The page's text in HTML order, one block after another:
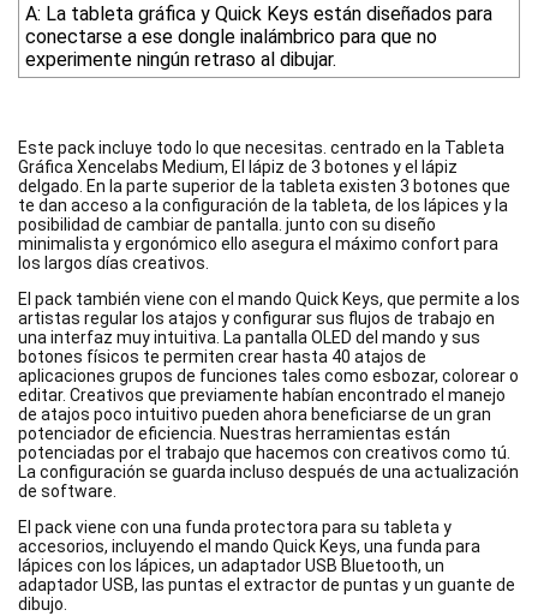
A: La tableta gráfica y Quick Keys están diseñados para
conectarse a ese dongle inalámbrico para que no
experimente ningún retraso al dibujar.
Este pack incluye todo lo que necesitas. centrado en la Tableta
Gráfica Xencelabs Medium, El lápiz de 3 botones y el lápiz
delgado. En la parte superior de la tableta existen 3 botones que
te dan acceso a la configuración de la tableta, de los lápices y la
posibilidad de cambiar de pantalla. junto con su diseño
minimalista y ergonómico ello asegura el máximo confort para
los largos días creativos.
El pack también viene con el mando Quick Keys, que permite a los
artistas regular los atajos y configurar sus flujos de trabajo en
una interfaz muy intuitiva. La pantalla OLED del mando y sus
botones físicos te permiten crear hasta 40 atajos de
aplicaciones grupos de funciones tales como esbozar, colorear o
editar. Creativos que previamente habían encontrado el manejo
de atajos poco intuitivo pueden ahora beneficiarse de un gran
potenciador de eficiencia. Nuestras herramientas están
potenciadas por el trabajo que hacemos con creativos como tú.
La configuración se guarda incluso después de una actualización
de software.
El pack viene con una funda protectora para su tableta y
accesorios, incluyendo el mando Quick Keys, una funda para
lápices con los lápices, un adaptador USB Bluetooth, un
adaptador USB, las puntas el extractor de puntas y un guante de
dibujo.